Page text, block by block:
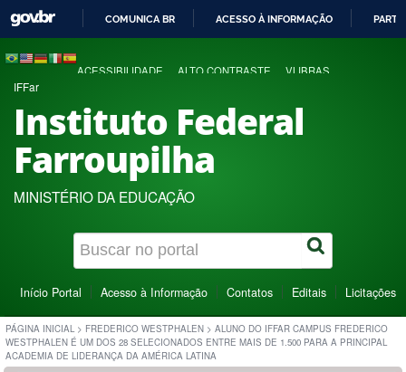
COMUNICA BR ACESSO À INFORMAÇÃO
ACESSIBILIDADE ALTO CONTRASTE VLIBRAS
IFFar
Instituto Federal
Farroupilha
MINISTÉRIO DA EDUCAÇÃO
Início Portal Acesso à Informação Contatos Editais Licitações
PÁGINA INICIAL > FREDERICO WESTPHALEN > ALUNO DO IFFAR CAMPUS FREDERICO
WESTPHALEN É UM DOS 28 SELECIONADOS ENTRE MAIS DE 1.500 PARA A PRINCIPAL
ACADEMIA DE LIDERANÇA DA AMÉRICA LATINA